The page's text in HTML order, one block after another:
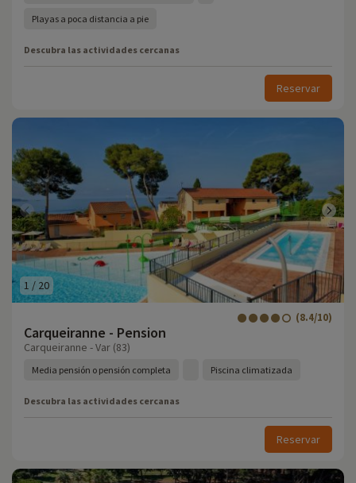
Playas a poca distancia a pie
Descubra las actividades cercanas
Reservar
1 / 20
Carqueiranne - Pension
(8.4/10)
Carqueiranne - Var (83)
Media pensión o pensión completa Piscina climatizada
Descubra las actividades cercanas
Reservar